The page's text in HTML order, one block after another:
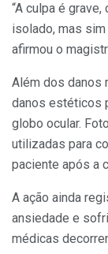
“A culpa é
isolado, mas
afirmou o
Além dos danos
danos estéticos
globo ocular.
utilizadas para
paciente após a
A ação ainda
ansiedade e
médicas